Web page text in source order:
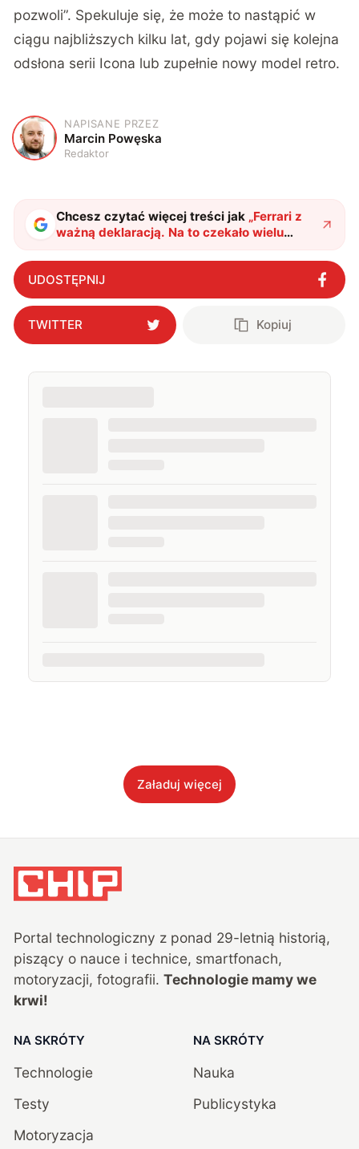
pozwoli”. Spekuluje się, że może to nastąpić w
ciągu najbliższych kilku lat, gdy pojawi się kolejna
odsłona serii Icona lub zupełnie nowy model retro.
M
NAPISANE PRZEZ
Marcin Powęska
Redaktor
Chcesz czytać więcej treści jak „Ferrari z
ważną deklaracją. Na to czekało wielu
kierowców – i sam Lewis Hamilton!"?
UDOSTĘPNIJ
TWITTER Kopiuj
Załaduj więcej
Portal technologiczny z ponad 29-letnią historią,
piszący o nauce i technice, smartfonach,
motoryzacji, fotografii. Technologie mamy we
krwi!
NA SKRÓTY
Technologie
Testy
Motoryzacja
NA SKRÓTY
Nauka
Publicystyka